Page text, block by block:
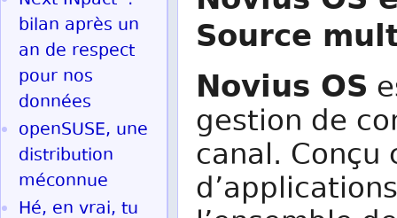
Source
Novius OS
gestion de
canal.
bilan après un
an de respect
pour nos
données
openSUSE, une
distribution
méconnue
Hé, en vrai, tu